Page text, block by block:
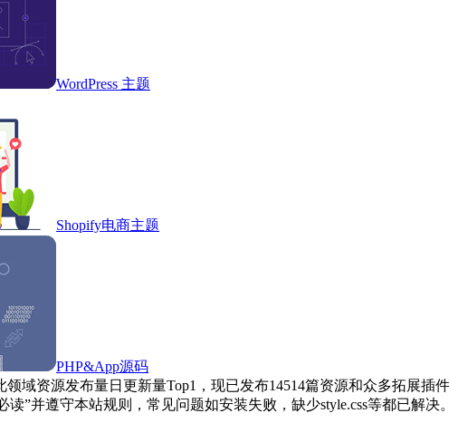
WordPress 主题
Shopify电商主题
PHP&App源码
领域资源发布量日更新量Top1，现已发布14514篇资源和众多拓展插
读”并遵守本站规则，常见问题如安装失败，缺少style.css等都已解决。